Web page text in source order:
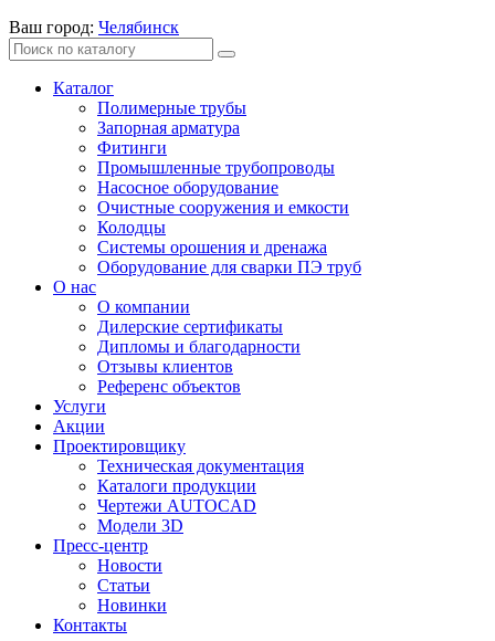
Ваш город: Челябинск
Каталог
Полимерные трубы
Запорная арматура
Фитинги
Промышленные трубопроводы
Насосное оборудование
Очистные сооружения и емкости
Колодцы
Системы орошения и дренажа
Оборудование для сварки ПЭ труб
О нас
О компании
Дилерские сертификаты
Дипломы и благодарности
Отзывы клиентов
Референс объектов
Услуги
Акции
Проектировщику
Техническая документация
Каталоги продукции
Чертежи AUTOCAD
Модели 3D
Пресс-центр
Новости
Статьи
Новинки
Контакты